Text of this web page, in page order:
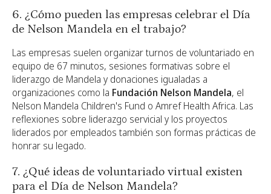
6. ¿Cómo pueden las empresas celebrar el Día
de Nelson Mandela en el trabajo?
Las empresas suelen organizar turnos de voluntariado en
equipo de 67 minutos, sesiones formativas sobre el
liderazgo de Mandela y donaciones igualadas a
organizaciones como la Fundación Nelson Mandela, el
Nelson Mandela Children's Fund o Amref Health Africa. Las
reflexiones sobre liderazgo servicial y los proyectos
liderados por empleados también son formas prácticas de
honrar su legado.
7. ¿Qué ideas de voluntariado virtual existen
para el Día de Nelson Mandela?